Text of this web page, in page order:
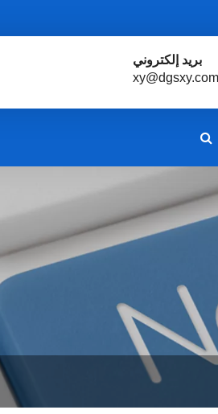
بريد إلكتروني
xy@dgsxy.com